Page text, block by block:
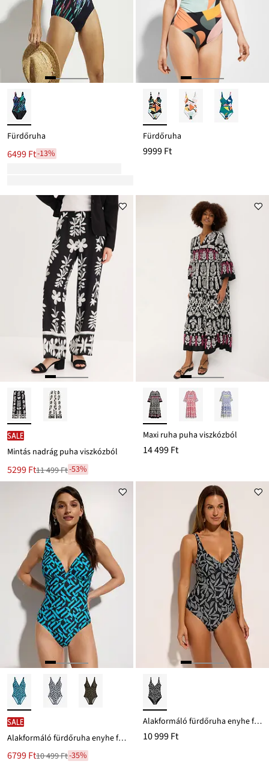
Fürdőruha
6499 Ft-13%
Fürdőruha
9999 Ft
SALE
Mintás nadrág puha viszkózból
Új
ár
5299 Ft
Leárazva11 499 Ft-53%
Maxi ruha puha viszkózból
14 499 Ft
SALE
Alakformáló fürdőruha enyhe formáló hatással és V-nyakkivágással
Új
6799 Ft10 499 Ft-35%
Alakformáló fürdőruha enyhe formáló hatással
10 999 Ft